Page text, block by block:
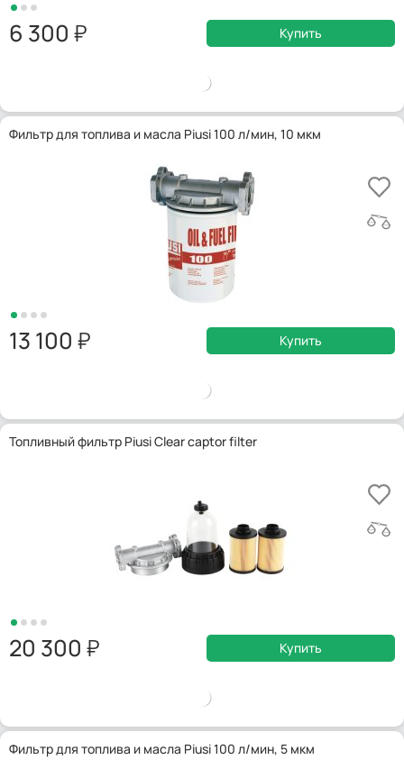
6 300 Купить
Фильтр для топлива и масла Piusi 100 л/мин, 10 мкм
13 100 Купить
Топливный фильтр Piusi Clear captor filter
20 300 Купить
Фильтр для топлива и масла Piusi 100 л/мин, 5 мкм